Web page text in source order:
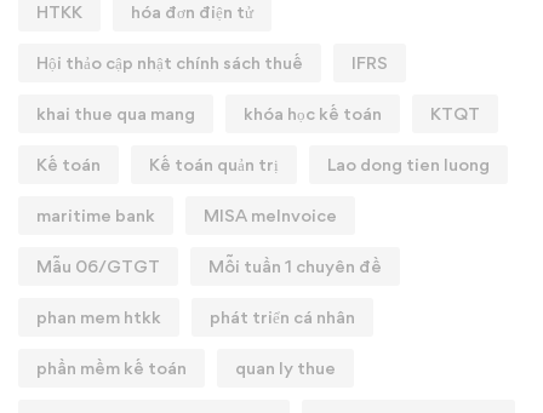
HTKK hóa đơn điện tử
Hội thảo cập nhật chính sách thuế IFRS
khai thue qua mang khóa học kế toán KTQT
Kế toán Kế toán quản trị Lao dong tien luong
maritime bank MISA meInvoice
Mẫu 06/GTGT Mỗi tuần 1 chuyên đề
phan mem htkk phát triển cá nhân
phần mềm kế toán quan ly thue